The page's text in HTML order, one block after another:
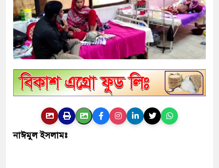
নাঈমুল ইসলামঃ